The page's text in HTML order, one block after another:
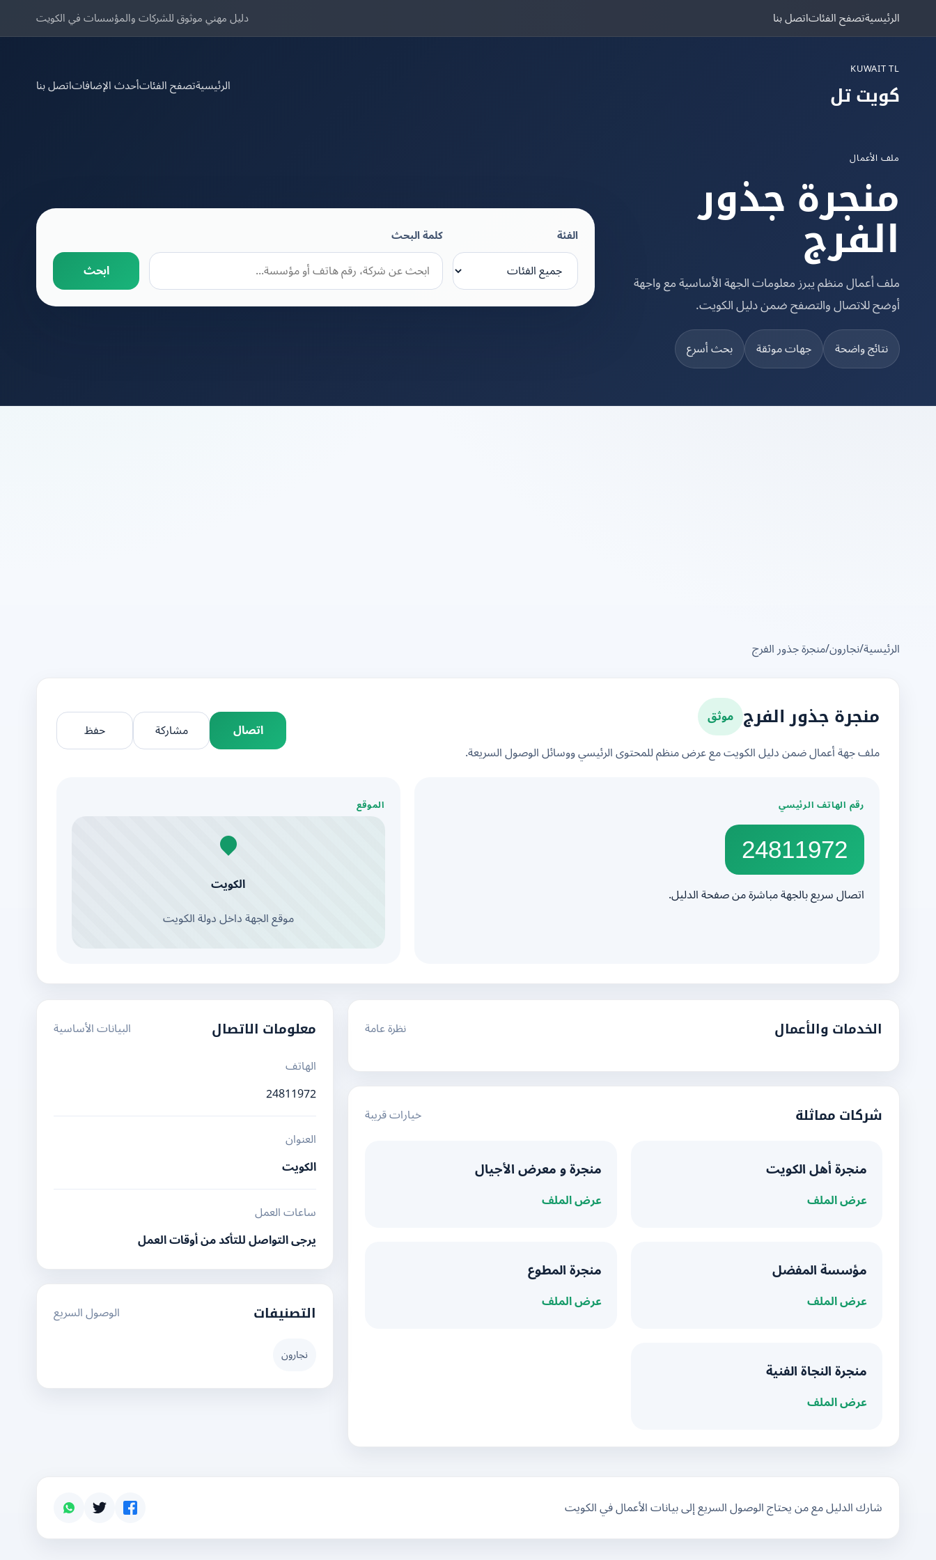
الرئيسيةتصفح الفئاتاتصل بنا دليل مهني موثوق للشركات والمؤسسات في الكويت
KUWAIT TL
كويت تل
الرئيسيةتصفح الفئاتأحدث الإضافاتاتصل بنا
ملف الأعمال
منجرة جذور
الفرج
ملف أعمال منظم يبرز معلومات الجهة الأساسية مع واجهة
أوضح للاتصال والتصفح ضمن دليل الكويت.
نتائج واضحة جهات موثقة بحث أسرع
الفئة كلمة البحث
ابحث
الرئيسية/نجارون/منجرة جذور الفرج
منجرة جذور الفرج موثق
ملف جهة أعمال ضمن دليل الكويت مع عرض منظم للمحتوى الرئيسي ووسائل الوصول السريعة.
اتصال مشاركة حفظ
رقم الهاتف الرئيسي
24811972
اتصال سريع بالجهة مباشرة من صفحة الدليل.
الموقع
الكويت
موقع الجهة داخل دولة الكويت
الخدمات والأعمال نظرة عامة
شركات مماثلة خيارات قريبة
منجرة أهل الكويت
عرض الملف
منجرة و معرض الأجيال
عرض الملف
مؤسسة المفضل
عرض الملف
منجرة المطوع
عرض الملف
منجرة النجاة الفنية
عرض الملف
معلومات الاتصال
البيانات الأساسية
الهاتف
24811972
العنوان
الكويت
ساعات العمل
يرجى التواصل للتأكد من أوقات العمل
التصنيفات الوصول السريع
نجارون
شارك الدليل مع من يحتاج الوصول السريع إلى بيانات الأعمال في الكويت